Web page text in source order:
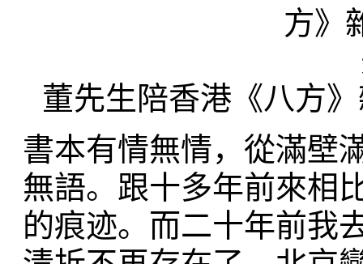
董先生陪香港《八方
書本有情無情，從滿壁
無語。跟十多年前來相
的痕迹。而二十年前我